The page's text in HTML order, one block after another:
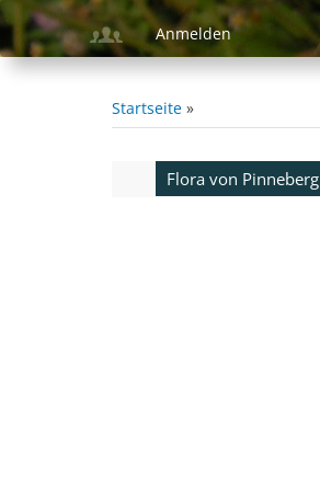
Direkt
zum
Inhalt
Anmelden
Pfadnavigation
Startseite
Flora
Flora von Pinneberg